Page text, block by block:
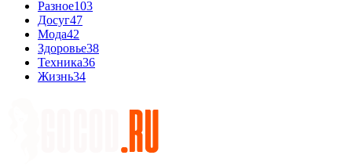
Разное103
Досуг47
Мода42
Здоровье38
Техника36
Жизнь34